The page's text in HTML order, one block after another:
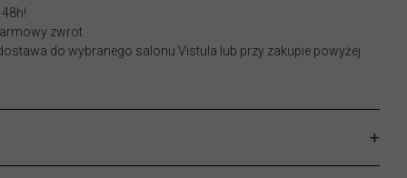
zwrot
do wybranego salonu Vistula lub przy zakupie powyżej